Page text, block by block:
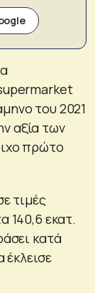
του 2021
αξία των
πρώτο
τιμές
140,6 εκατ.
κατά